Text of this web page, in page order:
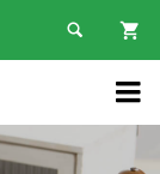

